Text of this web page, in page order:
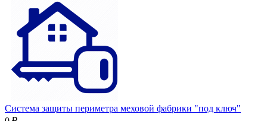
Система защиты периметра меховой фабрики "под ключ"